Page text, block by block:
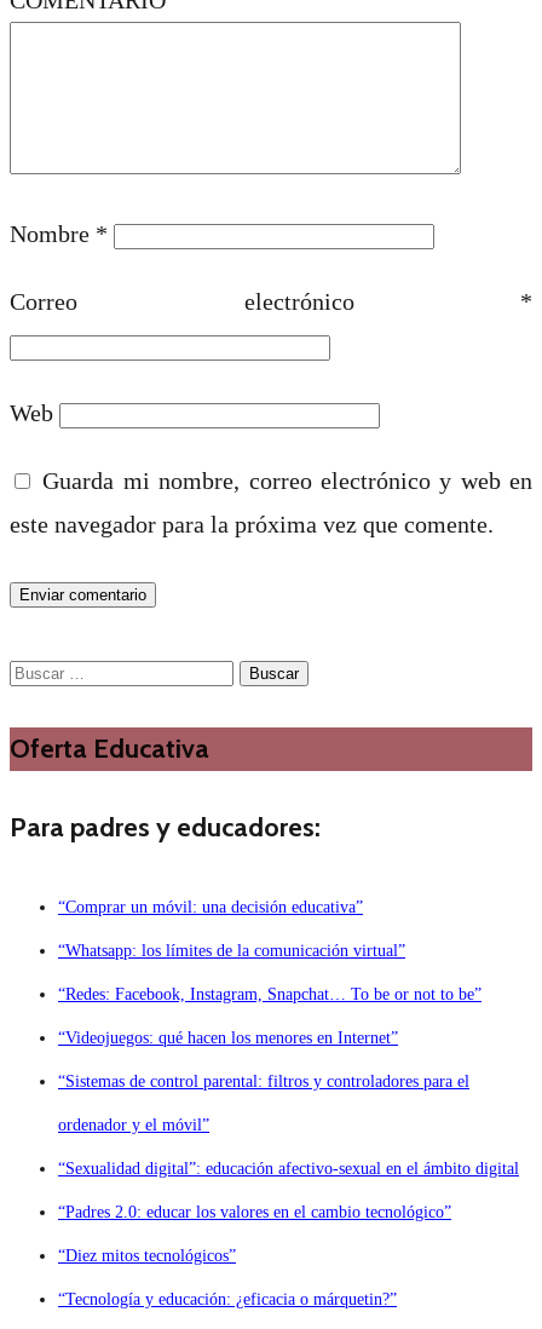
Nombre *
Correo electrónico *
Web
Guarda mi nombre, correo electrónico y web en
este navegador para la próxima vez que comente.
Buscar:
Oferta Educativa
Para padres y educadores:
“Comprar un móvil: una decisión educativa”
“Whatsapp: los límites de la comunicación virtual”
“Redes: Facebook, Instagram, Snapchat… To be or not to be”
“Videojuegos: qué hacen los menores en Internet”
“Sistemas de control parental: filtros y controladores para el
ordenador y el móvil”
“Sexualidad digital”: educación afectivo-sexual en el ámbito digital
“Padres 2.0: educar los valores en el cambio tecnológico”
“Diez mitos tecnológicos”
“Tecnología y educación: ¿eficacia o márquetin?”